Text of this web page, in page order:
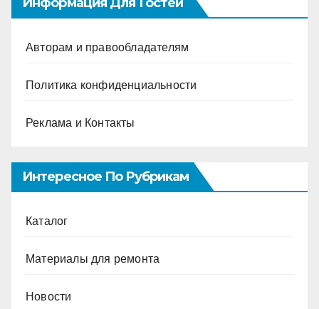
Авторам и правообладателям
Политика конфиденциальности
Реклама и Контакты
Интересное По Рубрикам
Каталог
Материалы для ремонта
Новости